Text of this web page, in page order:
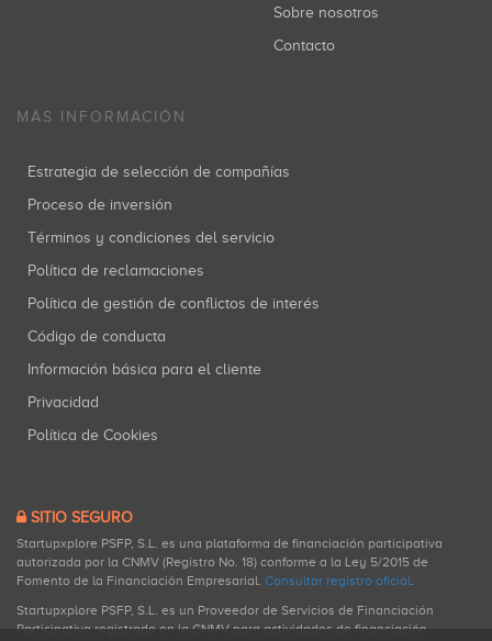
Sobre nosotros
Contacto
MÁS INFORMACIÓN
Estrategia de selección de compañías
Proceso de inversión
Términos y condiciones del servicio
Política de reclamaciones
Política de gestión de conflictos de interés
Código de conducta
Información básica para el cliente
Privacidad
Política de Cookies
SITIO SEGURO
Startupxplore PSFP, S.L. es una plataforma de financiación participativa
autorizada por la CNMV (Registro No. 18) conforme a la Ley 5/2015 de
Fomento de la Financiación Empresarial. Consultar registro oficial.
Startupxplore PSFP, S.L. es un Proveedor de Servicios de Financiación
Participativa registrado en la CNMV para actividades de financiación